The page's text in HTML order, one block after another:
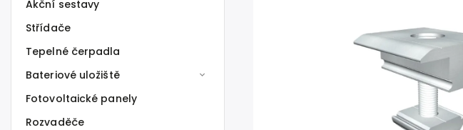
Akční sestavy
Střídače
Tepelné čerpadla
Bateriové uložiště
Fotovoltaické panely
Rozvaděče